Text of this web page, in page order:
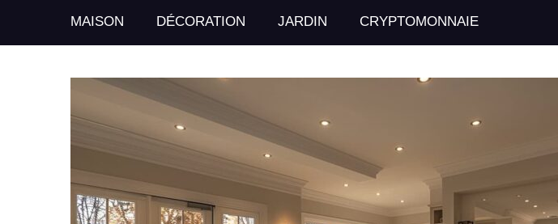
MAISON DÉCORATION JARDIN CRYPTOMONNAIE